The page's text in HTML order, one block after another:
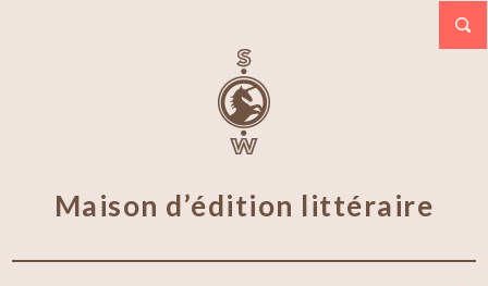
Maison d’édition littéraire